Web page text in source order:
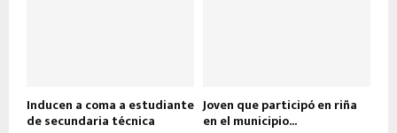
Inducen a coma a estudiante
de secundaria técnica
Joven que participó en riña
en el municipio...